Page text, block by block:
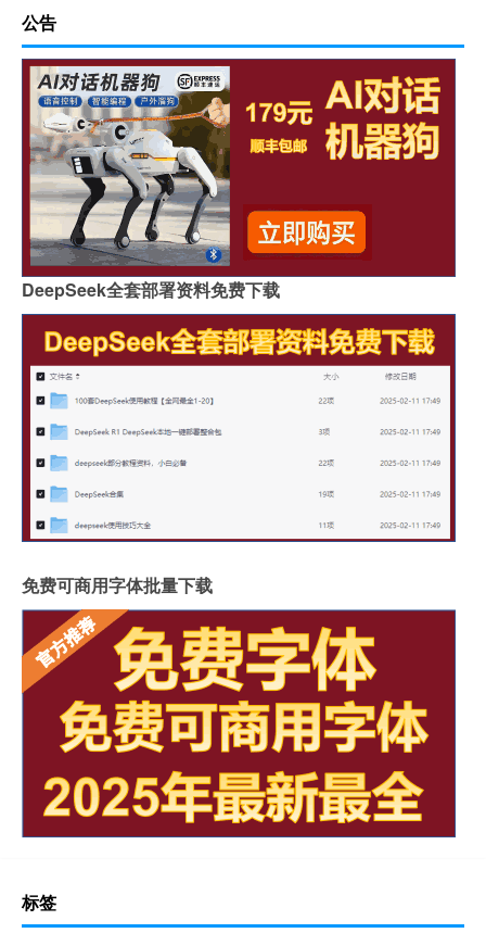
公告
DeepSeek全套部署资料免费下载
免费可商用字体批量下载
标签